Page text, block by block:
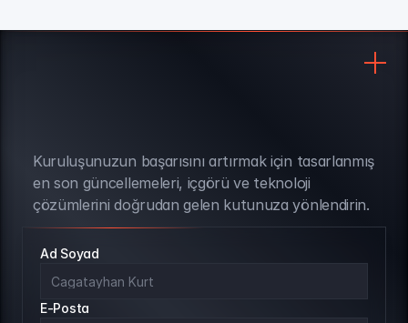
BÜLTEN ABONELİĞİ
Kuruluşunuzun başarısını artırmak için tasarlanmış
en son güncellemeleri, içgörü ve teknoloji
çözümlerini doğrudan gelen kutunuza yönlendirin.
Ad Soyad
E-Posta